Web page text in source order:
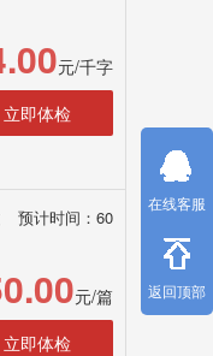
元/千字
立即体检
预计时间：60
元/篇
立即体检
在线客服
返回顶部